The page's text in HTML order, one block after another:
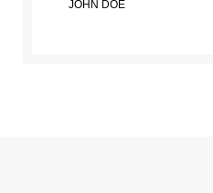
JOHN DOE